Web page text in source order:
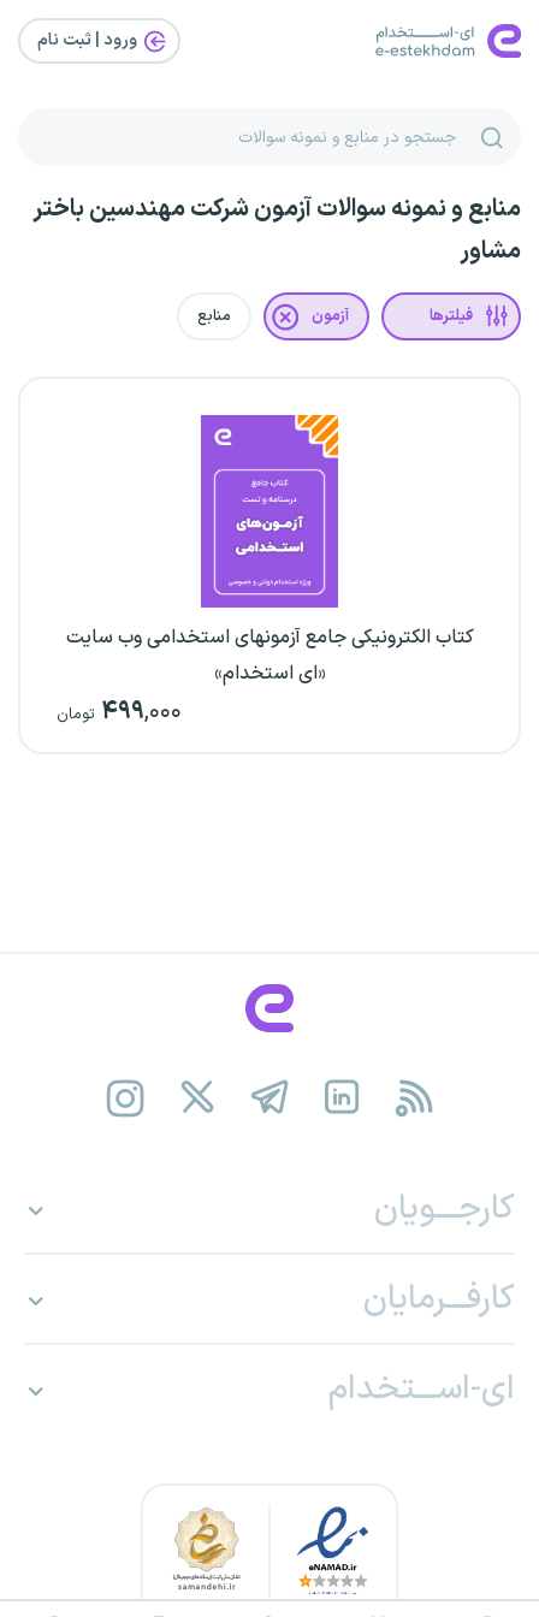
ورود | ثبت‌ نام
منابع و نمونه سوالات آزمون شرکت مهندسین باختر
مشاور
فیلترها آزمون منابع
کتاب الکترونیکی جامع آزمونهای استخدامی وب سایت
«ای استخدام»
۴۹۹,۰۰۰ تومان
کارجـــویان
کارفـــرمایان
ای-اســـتخدام